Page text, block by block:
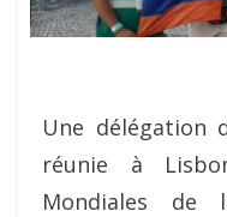
Une délégation
réunie à
Mondiales de